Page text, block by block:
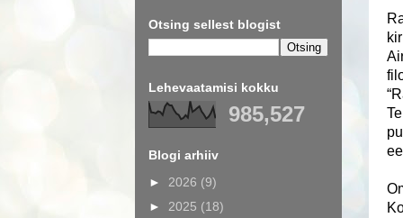
Otsing sellest blogist
Lehevaatamisi kokku
985,527
Blogi arhiiv
► 2026 (9)
► 2025 (18)